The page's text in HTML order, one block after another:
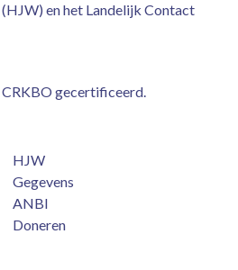
en het Landelijk Contact
gecertificeerd.
HJW
Gegevens
ANBI
Doneren